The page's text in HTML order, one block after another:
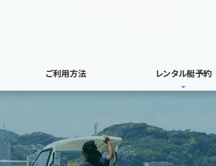
ご利用方法 レンタル艇予約